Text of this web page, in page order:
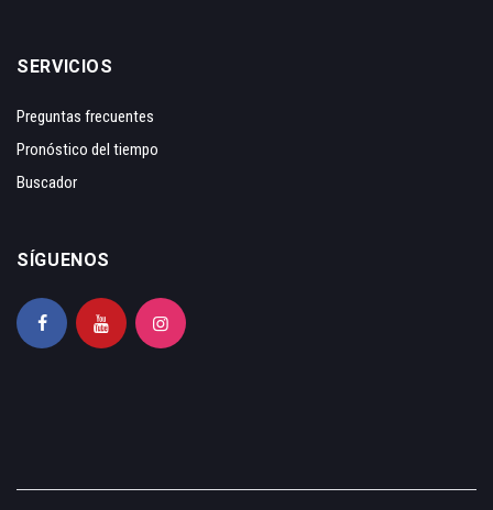
SERVICIOS
Preguntas frecuentes
Pronóstico del tiempo
Buscador
SÍGUENOS